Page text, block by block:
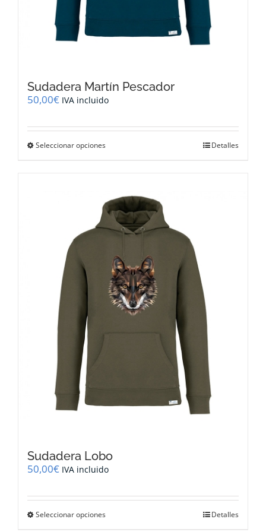
Sudadera Martín Pescador
50,00€ IVA incluido
Seleccionar opciones
variantes.
Las
opciones
se
elegir
en
la
página
de
producto
Detalles
Sudadera Lobo
50,00€ IVA incluido
Seleccionar opciones Detalles